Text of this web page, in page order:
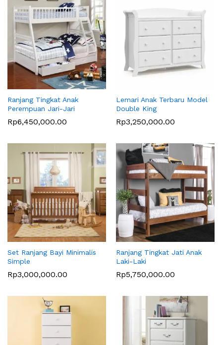
Ranjang Tingkat Anak
Perempuan Jari-Jari
Rp6,450,000.00
Lemari Anak Terbaru Model
Double King
Rp3,250,000.00
Set Ranjang Bayi Minimalis
Simple
Rp3,000,000.00
Ranjang Tingkat Jati Anak
Laki-Laki
Rp5,750,000.00